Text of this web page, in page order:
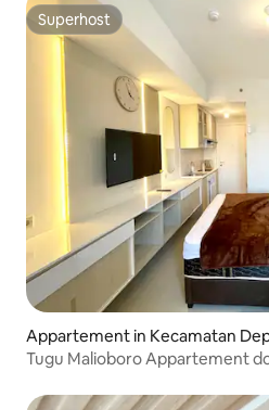
Superhost
Superhost
Appartement in Kecamatan
Tugu Malioboro Appartement